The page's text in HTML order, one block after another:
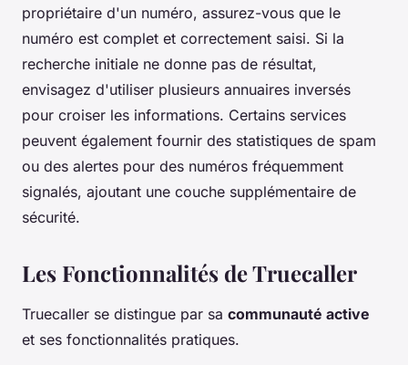
propriétaire d'un numéro, assurez-vous que le
numéro est complet et correctement saisi. Si la
recherche initiale ne donne pas de résultat,
envisagez d'utiliser plusieurs annuaires inversés
pour croiser les informations. Certains services
peuvent également fournir des statistiques de spam
ou des alertes pour des numéros fréquemment
signalés, ajoutant une couche supplémentaire de
sécurité.
Les Fonctionnalités de Truecaller
Truecaller se distingue par sa communauté active
et ses fonctionnalités pratiques.